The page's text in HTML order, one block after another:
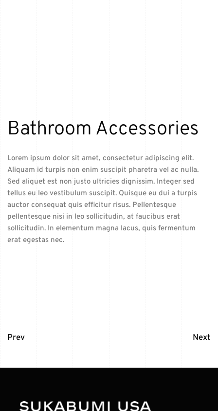
Bathroom Accessories
Lorem ipsum dolor sit amet, consectetur adipiscing elit.
Aliquam id turpis non enim suscipit pharetra vel ac nulla.
Sed aliquet est non justo ultricies dignissim. Integer sed
tellus eu leo vestibulum suscipit. Quisque eu dui a turpis
auctor consequat quis efficitur risus. Pellentesque
pellentesque nisi in leo sollicitudin, at faucibus erat
sollicitudin. In elementum magna lacus, quis fermentum
erat egestas nec.
Prev Next